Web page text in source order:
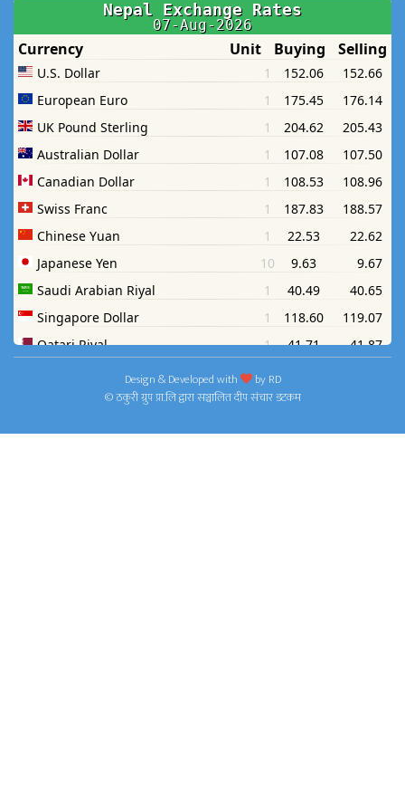
Design & Developed with byRD
© ठकुरी ग्रुप प्रा.लि द्वारा सञ्चालित दीप संचार डटकम